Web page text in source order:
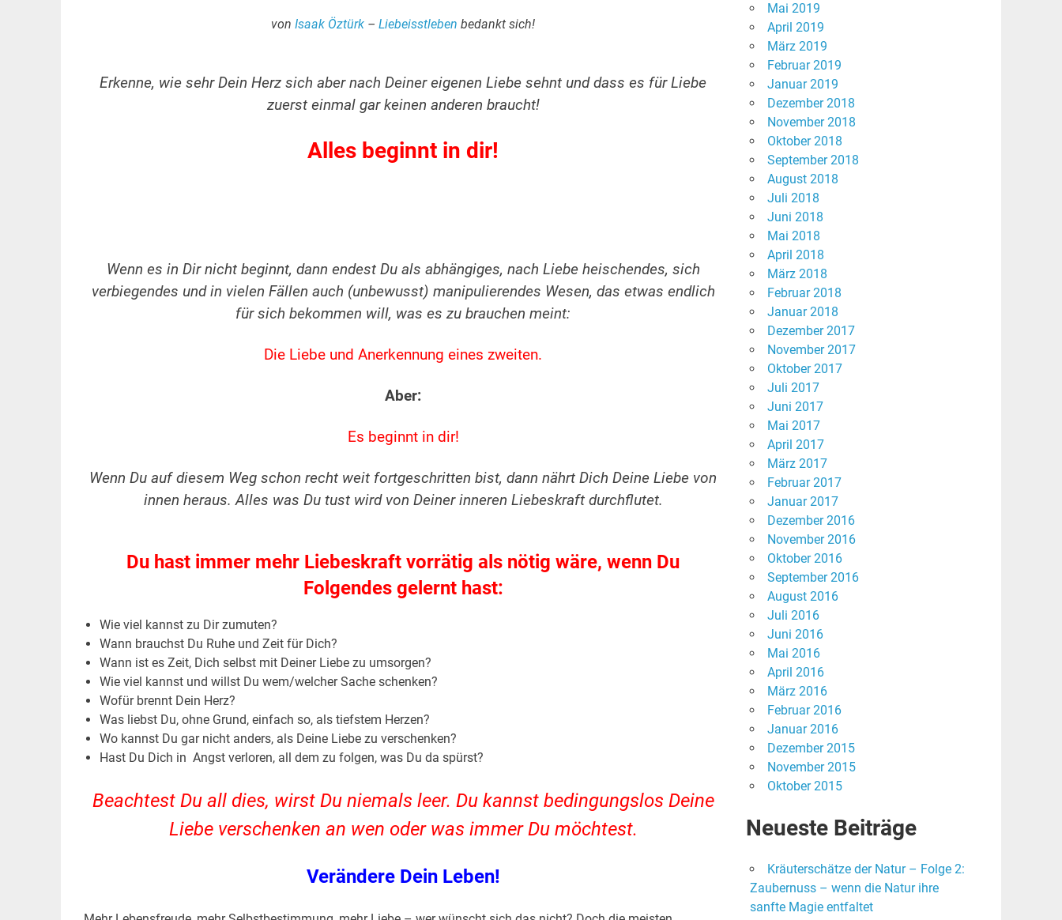
vonIsaak Öztürk –Liebeisstleben bedankt sich!
Erkenne, wie sehr Dein Herz sich aber nach Deiner eigenen Liebe sehnt und dass es für Liebe
zuerst einmal gar keinen anderen braucht!
Alles beginnt in dir!
Wenn es in Dir nicht beginnt, dann endest Du als abhängiges, nach Liebe heischendes, sich
verbiegendes und in vielen Fällen auch (unbewusst) manipulierendes Wesen, das etwas endlich
für sich bekommen will, was es zu brauchen meint:
Die Liebe und Anerkennung eines zweiten.
Aber:
Es beginnt in dir!
Wenn Du auf diesem Weg schon recht weit fortgeschritten bist, dann nährt Dich Deine Liebe von
innen heraus. Alles was Du tust wird von Deiner inneren Liebeskraft durchflutet.
Du hast immer mehr Liebeskraft vorrätig als nötig wäre, wenn Du
Folgendes gelernt hast:
Wie viel kannst zu Dir zumuten?
Wann brauchst Du Ruhe und Zeit für Dich?
Wann ist es Zeit, Dich selbst mit Deiner Liebe zu umsorgen?
Wie viel kannst und willst Du wem/welcher Sache schenken?
Wofür brennt Dein Herz?
Was liebst Du, ohne Grund, einfach so, als tiefstem Herzen?
Wo kannst Du gar nicht anders, als Deine Liebe zu verschenken?
Hast Du Dich in Angst verloren, all dem zu folgen, was Du da spürst?
Beachtest Du all dies, wirst Du niemals leer. Du kannst bedingungslos Deine
Liebe verschenken an wen oder was immer Du möchtest.
Verändere Dein Leben!
Mai 2019
April 2019
März 2019
Februar 2019
Januar 2019
Dezember 2018
November 2018
Oktober 2018
September 2018
August 2018
Juli 2018
Juni 2018
Mai 2018
April 2018
März 2018
Februar 2018
Januar 2018
Dezember 2017
November 2017
Oktober 2017
Juli 2017
Juni 2017
Mai 2017
April 2017
März 2017
Februar 2017
Januar 2017
Dezember 2016
November 2016
Oktober 2016
September 2016
August 2016
Juli 2016
Juni 2016
Mai 2016
April 2016
März 2016
Februar 2016
Januar 2016
Dezember 2015
November 2015
Oktober 2015
Neueste Beiträge
Kräuterschätze der Natur – Folge 2:
Zaubernuss – wenn die Natur ihre
sanfte Magie entfaltet